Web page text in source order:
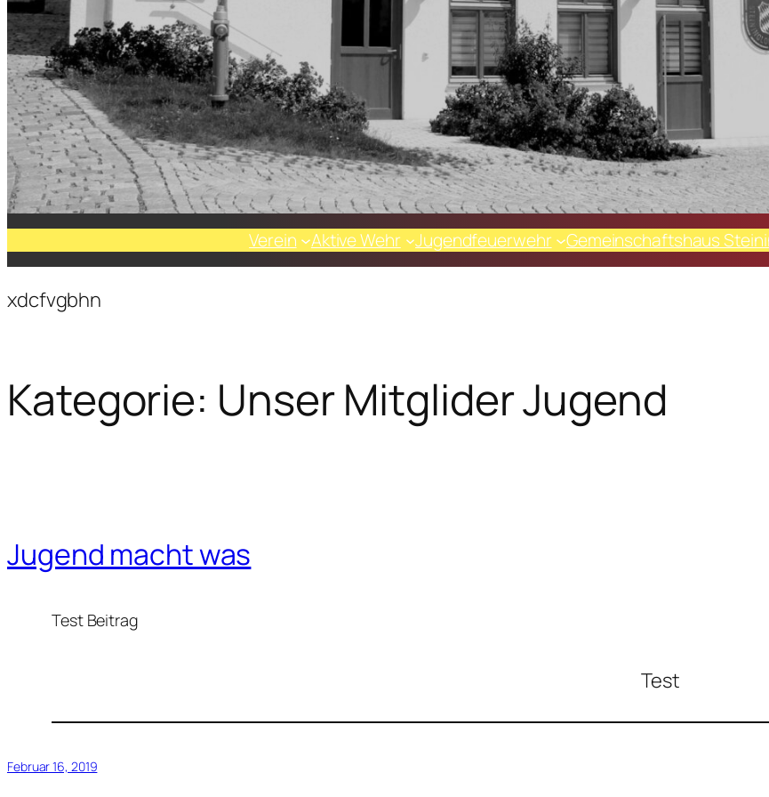
Verein Aktive Wehr Jugendfeuerwehr Gemeinschaftshaus
xdcfvgbhn
Kategorie: Unser Mitglider Jugend
Jugend macht was
Test Beitrag
Test
Februar 16, 2019